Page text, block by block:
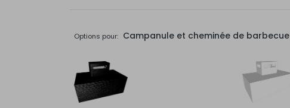
Options pour: Campanule et cheminée de barbecue